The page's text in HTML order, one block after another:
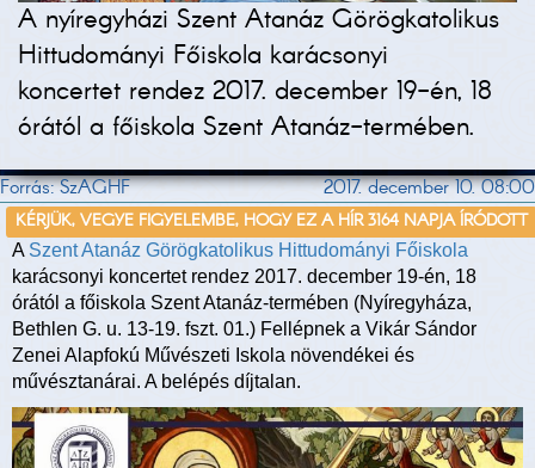
A nyíregyházi Szent Atanáz Görögkatolikus
Hittudományi Főiskola karácsonyi
koncertet rendez 2017. december 19-én, 18
órától a főiskola Szent Atanáz-termében.
Forrás: SzAGHF 2017. december 10. 08:00
KÉRJÜK, VEGYE FIGYELEMBE, HOGY EZ A HÍR 3164 NAPJA ÍRÓDOTT
A Szent Atanáz Görögkatolikus Hittudományi Főiskola
karácsonyi koncertet rendez 2017. december 19-én, 18
órától a főiskola Szent Atanáz-termében (Nyíregyháza,
Bethlen G. u. 13-19. fszt. 01.) Fellépnek a Vikár Sándor
Zenei Alapfokú Művészeti Iskola növendékei és
művésztanárai. A belépés díjtalan.